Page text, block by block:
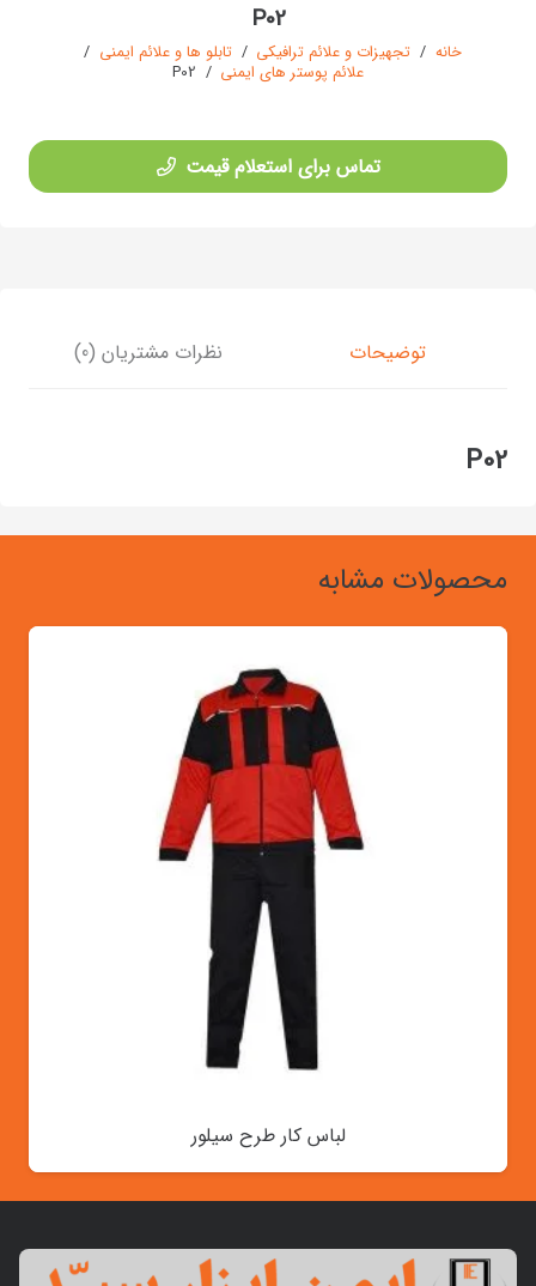
P02
خانه / تجهیزات و علائم ترافیکی / تابلو ها و علائم ایمنی /
علائم پوستر های ایمنی /
P02
تماس برای استعلام قیمت
توضیحات نظرات مشتریان (0)
P02
محصولات مشابه
لباس کار طرح سیلور